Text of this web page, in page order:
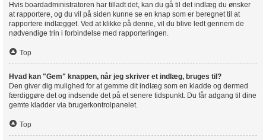
Hvis boardadministratoren har tilladt det, kan du gå til det indlæg du ønsker
at rapportere, og du vil på siden kunne se en knap som er beregnet til at
rapportere indlægget. Ved at klikke på denne, vil du blive ledt gennem de
nødvendige trin i forbindelse med rapporteringen.
Top
Hvad kan "Gem" knappen, når jeg skriver et indlæg, bruges til?
Den giver dig mulighed for at gemme dit indlæg som en kladde og dermed
færdiggøre det og indsende det på et senere tidspunkt. Du får adgang til dine
gemte kladder via brugerkontrolpanelet.
Top